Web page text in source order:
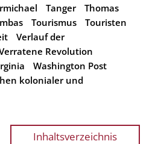
Tanger
Thomas
Tourismus
Touristen
Verlauf der
Revolution
Washington Post
kolonialer und
Inhaltsverzeichnis